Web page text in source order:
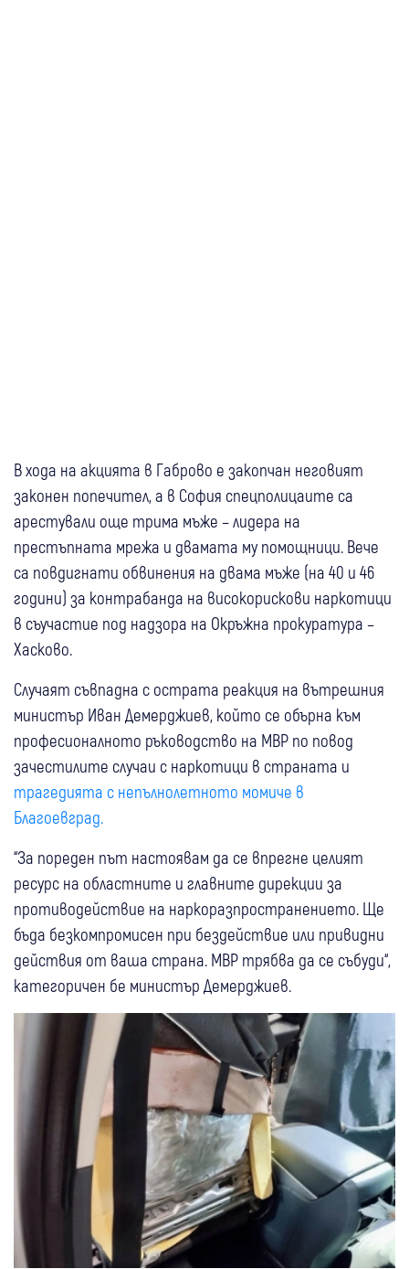
В хода на акцията в Габрово е закопчан неговият
законен попечител, а в София спецполицаите са
арестували още трима мъже – лидера на
престъпната мрежа и двамата му помощници. Вече
са повдигнати обвинения на двама мъже (на 40 и 46
години) за контрабанда на високорискови наркотици
в съучастие под надзора на Окръжна прокуратура –
Хасково.
Случаят съвпадна с острата реакция на вътрешния
министър Иван Демерджиев, който се обърна към
професионалното ръководство на МВР по повод
зачестилите случаи с наркотици в страната и
трагедията с непълнолетното момиче в
Благоевград.
“За пореден път настоявам да се впрегне целият
ресурс на областните и главните дирекции за
противодействие на наркоразпространението. Ще
бъда безкомпромисен при бездействие или привидни
действия от ваша страна. МВР трябва да се събуди“,
категоричен бе министър Демерджиев.